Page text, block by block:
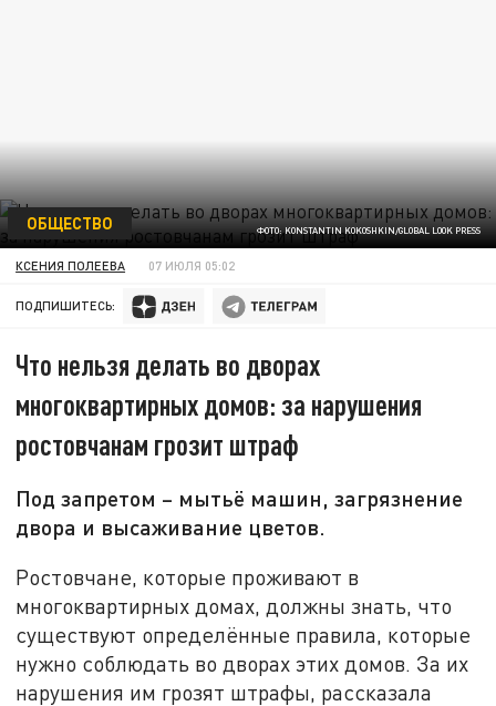
ФОТО: KONSTANTIN KOKOSHKIN/GLOBAL LOOK PRESS
ОБЩЕСТВО
КСЕНИЯ ПОЛЕЕВА 07 ИЮЛЯ 05:02
ПОДПИШИТЕСЬ:
Что нельзя делать во дворах
многоквартирных домов: за нарушения
ростовчанам грозит штраф
Под запретом – мытьё машин, загрязнение
двора и высаживание цветов.
Ростовчане, которые проживают в
многоквартирных домах, должны знать, что
существуют определённые правила, которые
нужно соблюдать во дворах этих домов. За их
нарушения им грозят штрафы, рассказала